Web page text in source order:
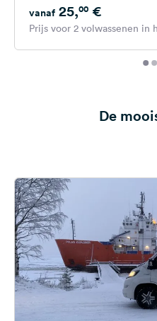
vanaf 25,00 €
Prijs voor 2 volwassenen in
De